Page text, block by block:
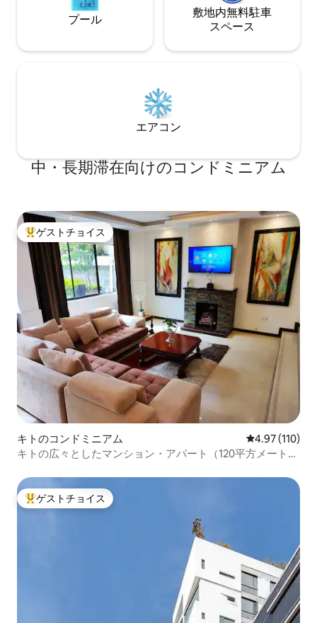
プール
敷地内無料駐⁠車
ス⁠ペ⁠ー⁠ス
エアコン
中・長期滞在向けのコンドミニアム
大好評のゲストチョイスです。
ゲストチョイス
キトのコンドミニアム レビュー110
4.97 (110)
キトの広々としたマンション・アパート（120平方メート
大好評のゲストチョイスです。
ゲストチョイス